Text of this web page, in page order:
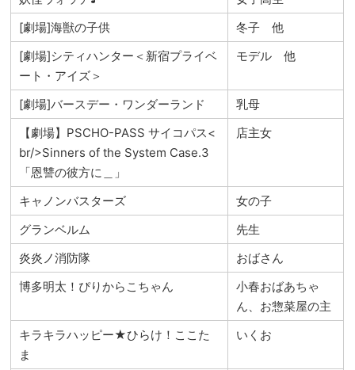
[劇場]海獣の子供
冬子 他
[劇場]シティハンター＜新宿プライベ
ート・アイズ＞
モデル 他
[劇場]バースデー・ワンダーランド
乳母
【劇場】PSCHO-PASS サイコパス<
br/>Sinners of the System Case.3
「恩讐の彼方に＿」
店主女
キャノンバスターズ
女の子
グランベルム
先生
炎炎ノ消防隊
おばさん
博多明太！ぴりからこちゃん
小春おばあちゃ
ん、お惣菜屋の主
キラキラハッピー★ひらけ！ここた
ま
いくお